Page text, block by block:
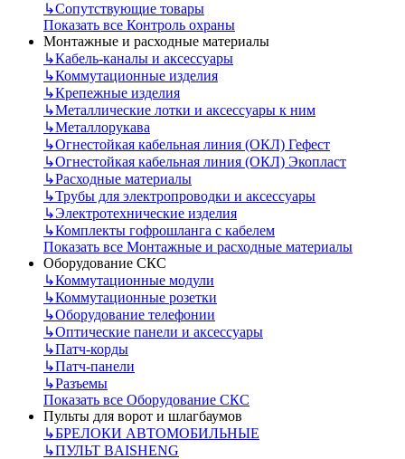
↳Сопутствующие товары
Показать все Контроль охраны
Монтажные и расходные материалы
↳Кабель-каналы и аксессуары
↳Коммутационные изделия
↳Крепежные изделия
↳Металлические лотки и аксессуары к ним
↳Металлорукава
↳Огнестойкая кабельная линия (ОКЛ) Гефест
↳Огнестойкая кабельная линия (ОКЛ) Экопласт
↳Расходные материалы
↳Трубы для электропроводки и аксессуары
↳Электротехнические изделия
↳Комплекты гофрошланга с кабелем
Показать все Монтажные и расходные материалы
Оборудование СКС
↳Коммутационные модули
↳Коммутационные розетки
↳Оборудование телефонии
↳Оптические панели и аксессуары
↳Патч-корды
↳Патч-панели
↳Разъемы
Показать все Оборудование СКС
Пульты для ворот и шлагбаумов
↳БРЕЛОКИ АВТОМОБИЛЬНЫЕ
↳ПУЛЬТ BAISHENG